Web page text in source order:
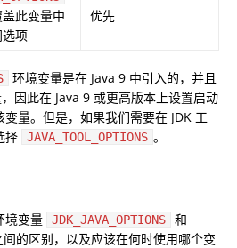
此变量中
项
优先
环境变量是在 Java 9 中引入的，并且
因此在 Java 9 或更高版本上设置启动
量。但是，如果我们需要在 JDK 工
择
JAVA_TOOL_OPTIONS 。
境变量 JDK_JAVA_OPTIONS 和
间的区别，以及应该在何时使用哪个变